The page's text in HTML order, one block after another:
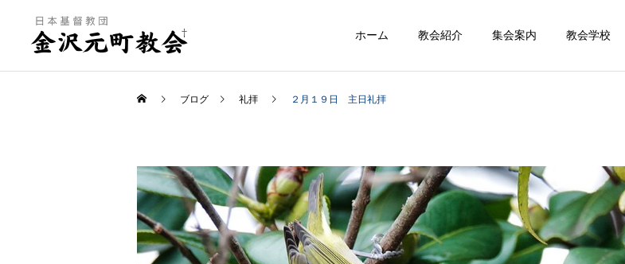
ホーム 教会紹介 集会案内 教会学校
ブログ 礼拝 ２月１９日 主日礼拝